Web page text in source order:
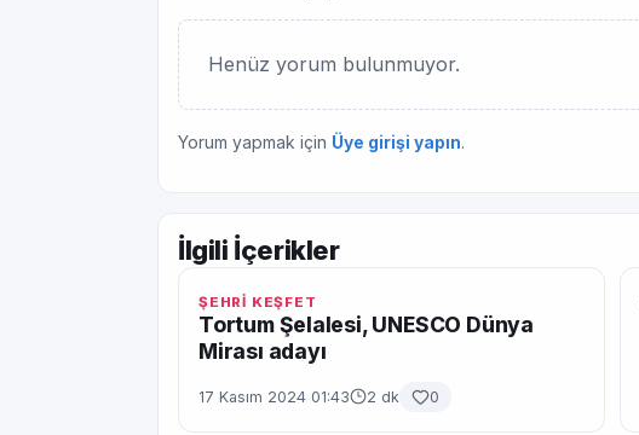
Henüz yorum bulunmuyor.
Yorum yapmak için Üye girişi yapın.
İlgili İçerikler
ŞEHRİ KEŞFET
Tortum Şelalesi, UNESCO Dünya
Mirası adayı
17 Kasım 2024 01:43 2 dk 0